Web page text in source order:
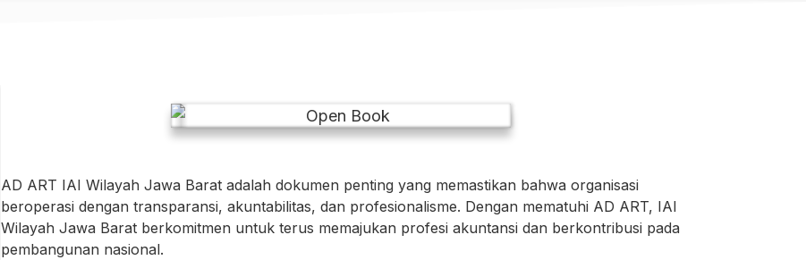
AD ART IAI Wilayah Jawa Barat adalah dokumen penting yang memastikan bahwa organisasi
beroperasi dengan transparansi, akuntabilitas, dan profesionalisme. Dengan mematuhi AD ART, IAI
Wilayah Jawa Barat berkomitmen untuk terus memajukan profesi akuntansi dan berkontribusi pada
pembangunan nasional.